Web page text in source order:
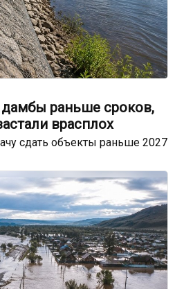
дамбы раньше сроков,
врасплох
сдать объекты раньше 2027